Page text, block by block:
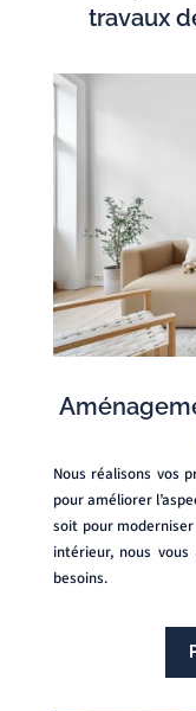
travaux
Nous réalisons vos
pour améliorer
soit pour
intérieur, nous
besoins.